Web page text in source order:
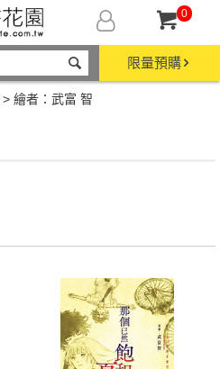
0
限量預購
> 繪者：武富 智